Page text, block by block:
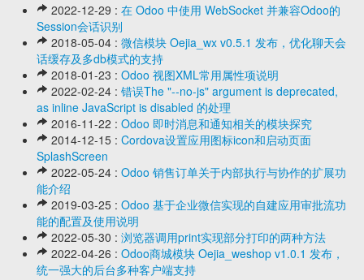
2022-12-29 : 在 Odoo 中使用 WebSocket 并兼容Odoo的
Session会话识别
2018-05-04 : 微信模块 Oejia_wx v0.5.1 发布，优化聊天会
话缓存及多db模式的支持
2018-01-23 : Odoo 视图XML常用属性项说明
2022-02-24 : 错误The "--no-js" argument is deprecated,
as inline JavaScript is disabled 的处理
2016-11-22 : Odoo 即时消息和通知相关的模块探究
2014-12-15 : Cordova设置应用图标icon和启动页面
SplashScreen
2022-05-24 : Odoo 销售订单关于内部执行与协作的扩展功
能介绍
2019-03-25 : Odoo 基于企业微信实现的自建应用审批流功
能的配置及使用说明
2022-05-30 : 浏览器调用print实现部分打印的两种方法
2022-04-26 : Odoo商城模块 Oejia_weshop v1.0.1 发布，
统一强大的后台多种客户端支持